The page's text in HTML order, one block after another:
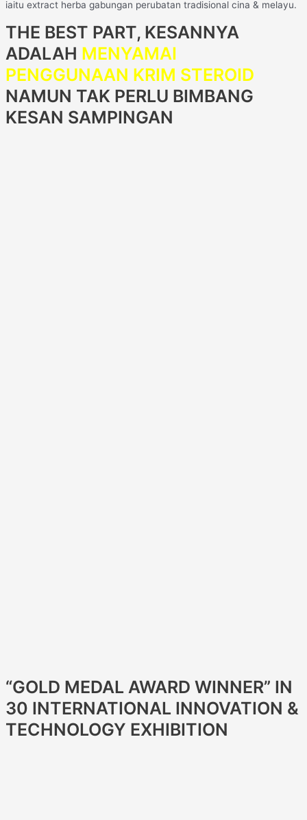
iaitu extract herba gabungan perubatan tradisional cina & melayu.
THE BEST PART, KESANNYA
ADALAH MENYAMAI
PENGGUNAAN KRIM STEROID
NAMUN TAK PERLU BIMBANG
KESAN SAMPINGAN
“GOLD MEDAL AWARD WINNER” IN
30 INTERNATIONAL INNOVATION &
TECHNOLOGY EXHIBITION